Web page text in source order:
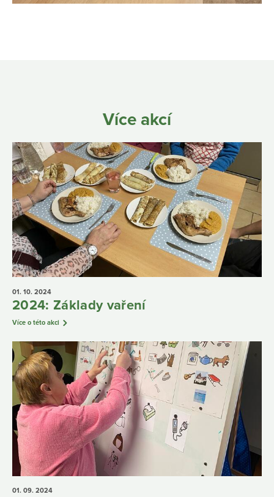
Více akcí
01. 10. 2024
2024: Základy vaření
Více o této akci
01. 09. 2024